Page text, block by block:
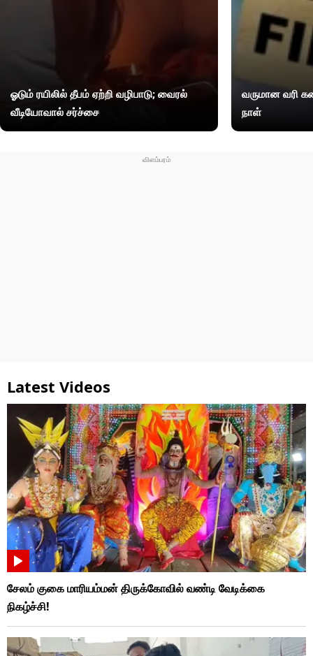
ஓடும் ரயிலில் தீபம் ஏற்றி வழிபாடு; வைரல்
வீடியோவால் சர்ச்சை
வருமான வரி
நாள்
Latest Videos
சேலம் குகை மாரியம்மன் திருக்கோவில் வண்டி வேடிக்கை
நிகழ்ச்சி!